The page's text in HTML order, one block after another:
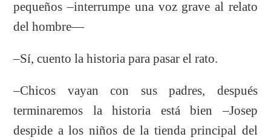
pequeños –interrumpe una voz grave al relato
del hombre—
–Sí, cuento la historia para pasar el rato.
–Chicos vayan con sus padres, después
terminaremos la historia está bien –Josep
despide a los niños de la tienda principal del